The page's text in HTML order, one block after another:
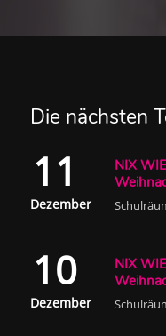
Die nächsten
11
Dezember
NIX
10
Dezember
NIX